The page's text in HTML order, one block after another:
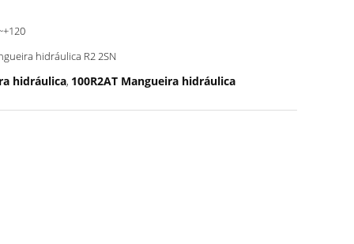
hidráulica R2 2SN
hidráulica, 100R2AT Mangueira hidráulica